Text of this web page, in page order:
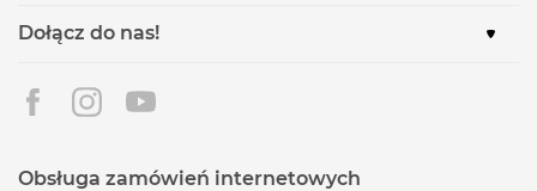
Dołącz do nas!
Obsługa zamówień internetowych